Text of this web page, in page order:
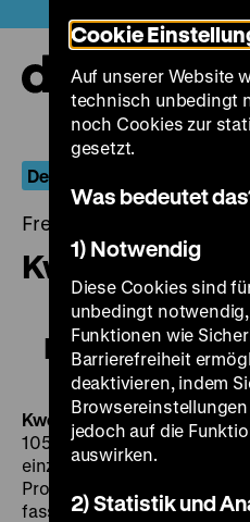
zum
Seiteninhalt
springen
Der Luthereffekt
Freitag, 28. April 2017,
Kwo-ba-di-seu /
Kwo-ba-di-seu /
Kwo-ba-di-seu/ Quo Vadis
105’
DCP, OmeU FR 28.04.
einzige ostasiatische Land,
Protestantismus in
fassen konnte. Knapp ein
Cookie
Auf unserer Website
technisch unbedingt
noch Cookies zur
gesetzt.
Was bedeutet
1) Notwendig
Diese Cookies sind
unbedingt
Funktionen wie
Barrierefreiheit
deaktivieren, indem
jedoch auf die
auswirken.
2) Statistik und